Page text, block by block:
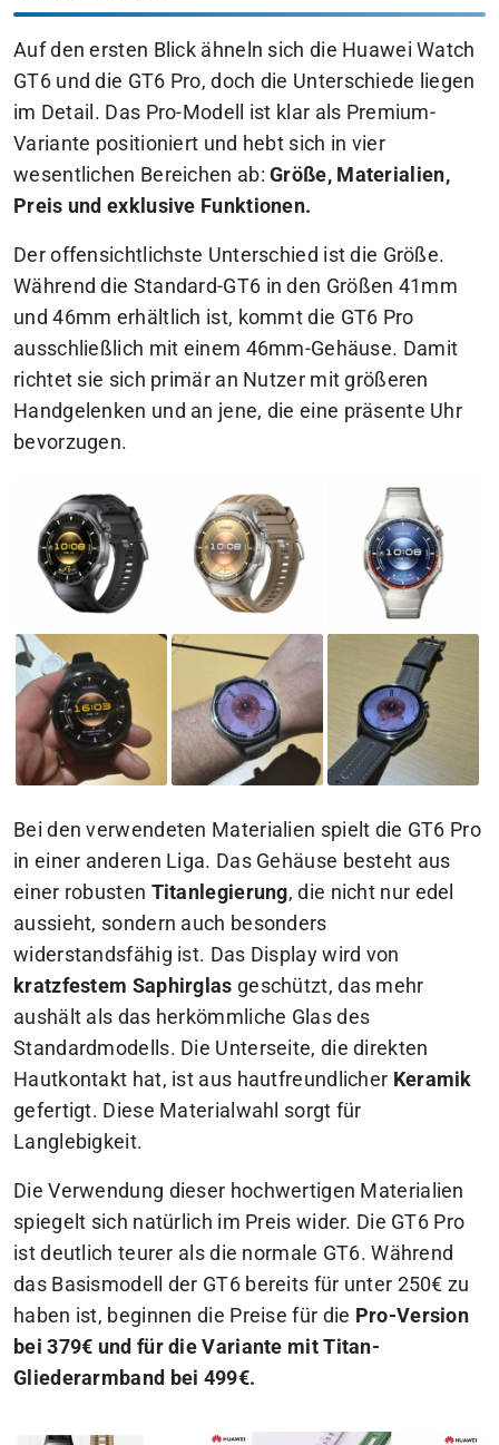
Auf den ersten Blick ähneln sich die Huawei Watch
GT6 und die GT6 Pro, doch die Unterschiede liegen
im Detail. Das Pro-Modell ist klar als Premium-
Variante positioniert und hebt sich in vier
wesentlichen Bereichen ab:Größe, Materialien,
Preis und exklusive Funktionen.
Der offensichtlichste Unterschied ist die Größe.
Während die Standard-GT6 in den Größen 41mm
und 46mm erhältlich ist, kommt die GT6 Pro
ausschließlich mit einem 46mm-Gehäuse. Damit
richtet sie sich primär an Nutzer mit größeren
Handgelenken und an jene, die eine präsente Uhr
bevorzugen.
Bei den verwendeten Materialien spielt die GT6 Pro
in einer anderen Liga. Das Gehäuse besteht aus
einer robusten Titanlegierung, die nicht nur edel
aussieht, sondern auch besonders
widerstandsfähig ist. Das Display wird von
kratzfestem Saphirglas geschützt, das mehr
aushält als das herkömmliche Glas des
Standardmodells. Die Unterseite, die direkten
Hautkontakt hat, ist aus hautfreundlicher Keramik
gefertigt. Diese Materialwahl sorgt für
Langlebigkeit.
Die Verwendung dieser hochwertigen Materialien
spiegelt sich natürlich im Preis wider. Die GT6 Pro
ist deutlich teurer als die normale GT6. Während
das Basismodell der GT6 bereits für unter 250€ zu
haben ist, beginnen die Preise für die Pro-Version
bei 379€ und für die Variante mit Titan-
Gliederarmband bei 499€.